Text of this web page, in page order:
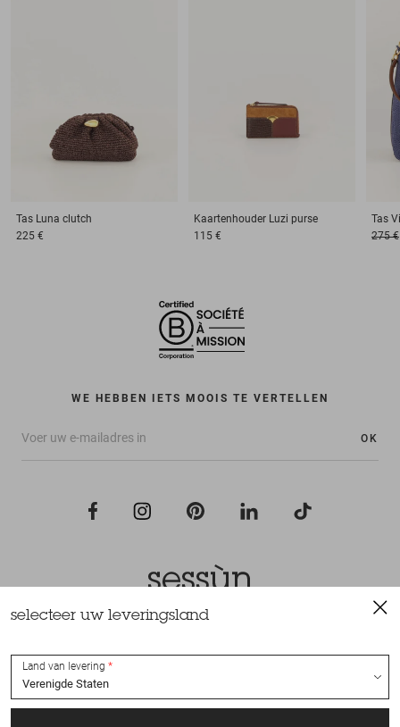
Tas Luna clutch
225 €
Kaartenhouder Luzi purse
115 €
Tas
275 €
WE HEBBEN IETS MOOIS TE VERTELLEN
OK
Alle rechten voorbehouden Sessùn 2022
selecteer uw leveringsland
Land van levering